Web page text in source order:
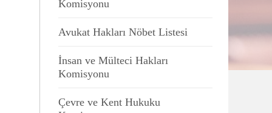
Komisyonu
Avukat Hakları Nöbet Listesi
İnsan ve Mülteci Hakları
Komisyonu
Çevre ve Kent Hukuku